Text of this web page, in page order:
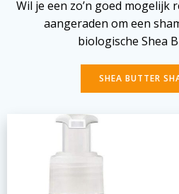
Wil je een zo’n goed
aangeraden om een
biologische Shea
SHEA BUTTER